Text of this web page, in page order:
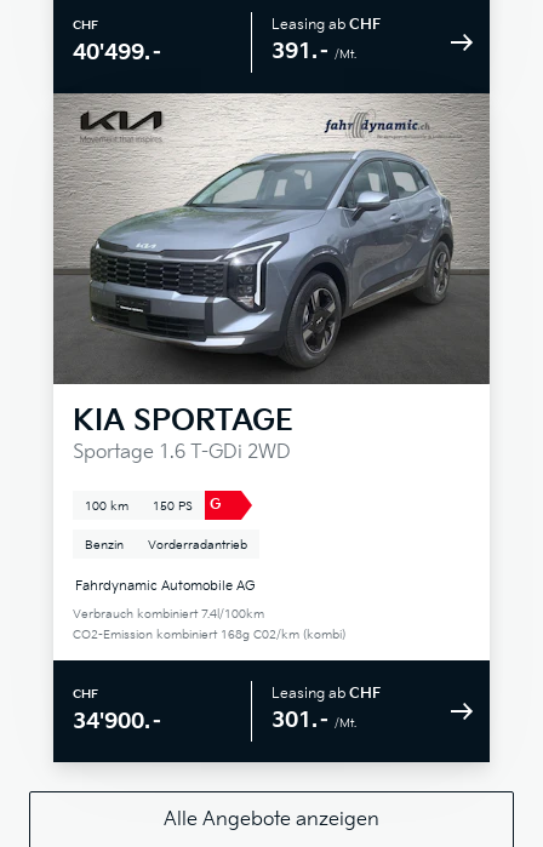
CHF
40'499.–
Leasing ab CHF
391.– /Mt.
KIA SPORTAGE
Sportage 1.6 T-GDi 2WD
100 km 150 PS G
Benzin Vorderradantrieb
Fahrdynamic Automobile AG
Verbrauch kombiniert 7.4l/100km
CO2-Emission kombiniert 168g C02/km (kombi)
CHF
34'900.–
Leasing ab CHF
301.– /Mt.
Alle Angebote anzeigen